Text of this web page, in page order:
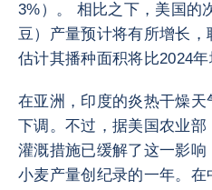
3%）。 相比之下，美国的
豆）产量预计将有所增长，
估计其播种面积将比2024年
在亚洲，印度的炎热干燥天
下调。不过，据美国农业
灌溉措施已缓解了这一影
小麦产量创纪录的一年。